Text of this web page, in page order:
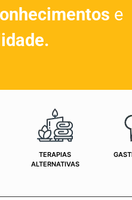
e
TERAPIAS
ALTERNATIVAS